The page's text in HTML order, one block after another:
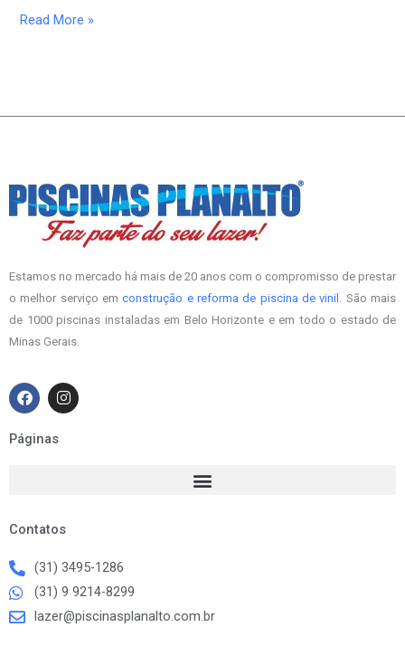
Read More »
Estamos no mercado há mais de 20 anos com o compromisso de prestar
o melhor serviço emconstrução e reforma de piscina de vinil . São mais
de 1000 piscinas instaladas em Belo Horizonte e em todo o estado de
Minas Gerais.
F
a
c
e
b
I
n
s
Páginas
Contatos
(31) 3495-1286
(31) 9 9214-8299
lazer@piscinasplanalto.com.br